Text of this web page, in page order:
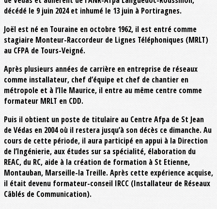
décédé le 9 juin 2024 et inhumé le 13 juin à Portiragnes.
Joël est né en Touraine en octobre 1962, il est entré comme
stagiaire Monteur-Raccordeur de Lignes Téléphoniques (MRLT)
au CFPA de Tours-Veigné.
Après plusieurs années de carrière en entreprise de réseaux
comme installateur, chef d’équipe et chef de chantier en
métropole et à l’Ile Maurice, il entre au même centre comme
formateur MRLT en CDD.
Puis il obtient un poste de titulaire au Centre Afpa de St Jean
de Védas en 2004 où il restera jusqu’à son décès ce dimanche. Au
cours de cette période, il aura participé en appui à la Direction
de l’Ingénierie, aux études sur sa spécialité, élaboration du
REAC, du RC, aide à la création de formation à St Etienne,
Montauban, Marseille-la Treille. Après cette expérience acquise,
il était devenu formateur-conseil IRCC (Installateur de Réseaux
Câblés de Communication).